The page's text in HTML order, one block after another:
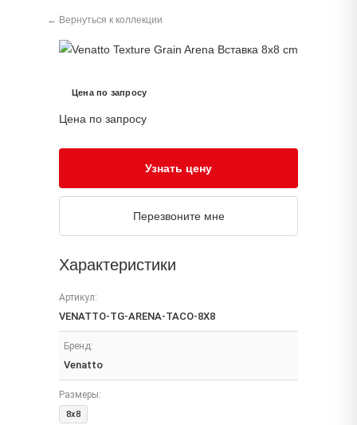
← Вернуться к коллекции
Цена по запросу
Цена по запросу
Узнать цену
Перезвоните мне
Характеристики
Артикул:
VENATTO-TG-ARENA-TACO-8X8
Бренд:
Venatto
Размеры:
8x8